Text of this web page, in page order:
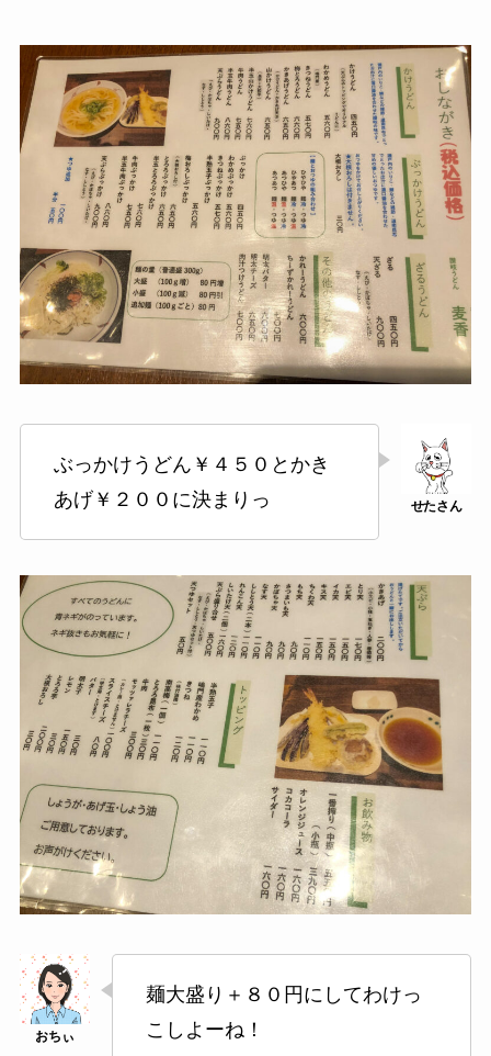
ぶっかけうどん￥４５０とかき
あげ￥２００に決まりっ
麺大盛り＋８０円にしてわけっ
こしよーね！